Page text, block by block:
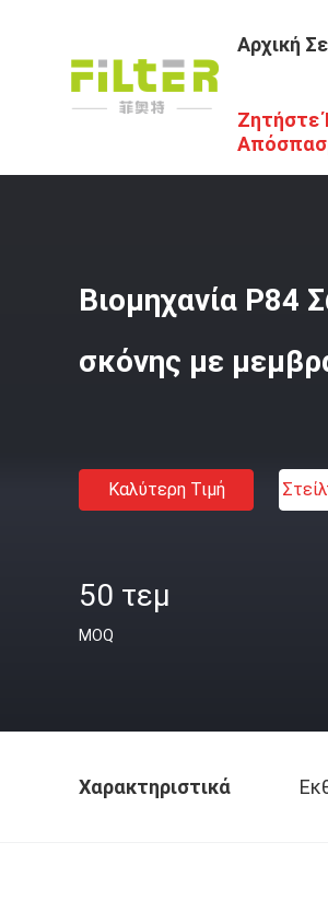
Αρχική
Ζητήστε
Αρχική Σελίδα Προϊόντα /
Βιομηχανία P84
σκόνης με
Καλύτερη Τιμή
50 τεμ
MOQ
Χαρακτηριστικά